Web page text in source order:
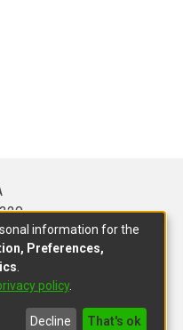
–
del
147
information for the
Preferences,
policy.
Decline That's ok